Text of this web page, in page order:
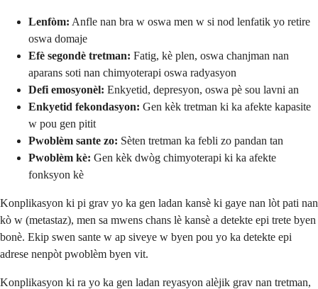
Lenfòm: Anfle nan bra w oswa men w si nod lenfatik yo retire
oswa domaje
Efè segondè tretman: Fatig, kè plen, oswa chanjman nan
aparans soti nan chimyoterapi oswa radyasyon
Defi emosyonèl: Enkyetid, depresyon, oswa pè sou lavni an
Enkyetid fekondasyon: Gen kèk tretman ki ka afekte kapasite
w pou gen pitit
Pwoblèm sante zo: Sèten tretman ka febli zo pandan tan
Pwoblèm kè: Gen kèk dwòg chimyoterapi ki ka afekte
fonksyon kè
Konplikasyon ki pi grav yo ka gen ladan kansè ki gaye nan lòt pati nan
kò w (metastaz), men sa mwens chans lè kansè a detekte epi trete byen
bonè. Ekip swen sante w ap siveye w byen pou yo ka detekte epi
adrese nenpòt pwoblèm byen vit.
Konplikasyon ki ra yo ka gen ladan reyasyon alèjik grav nan tretman,